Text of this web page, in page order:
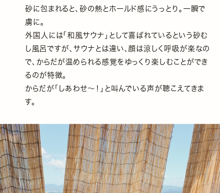
砂に包まれると、砂の熱とホールド感にうっとり。一瞬で
虜に。
外国人には「和風サウナ」として喜ばれているという砂む
し風呂ですが、サウナとは違い、顔は涼しく呼吸が楽なの
で、からだが温められる感覚をゆっくり楽しむことができ
るのが特徴。
からだが「しあわせ〜！」と叫んでいる声が聴こえてきま
す。